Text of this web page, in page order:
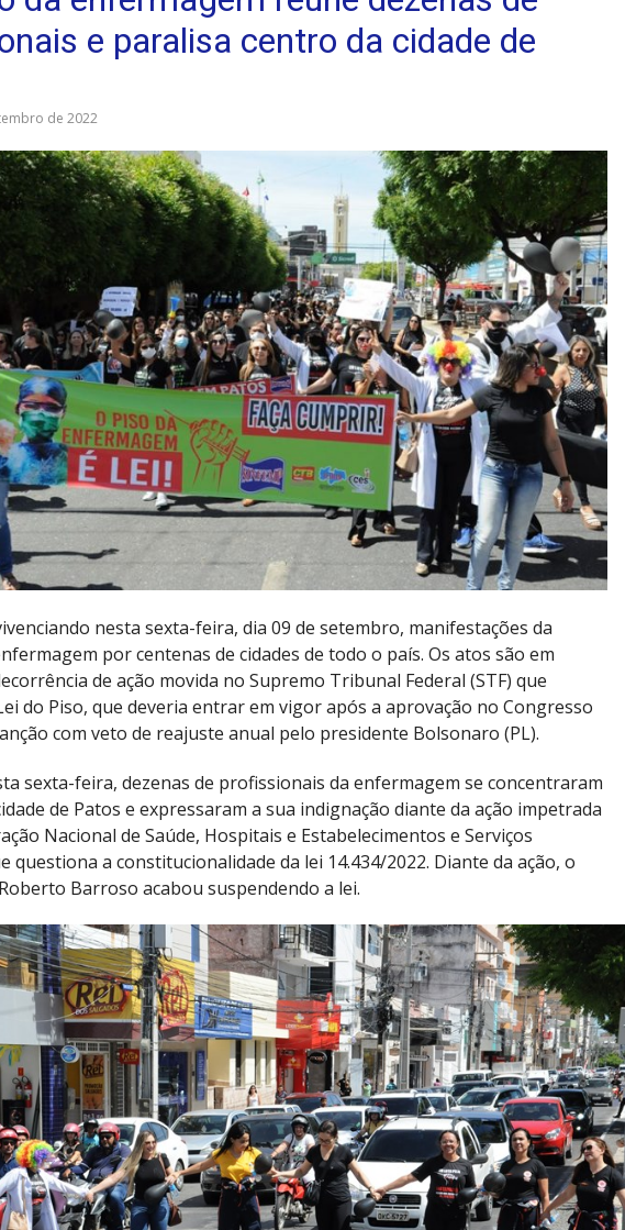
e paralisa centro da cidade de
de 2022
nesta sexta-feira, dia 09 de setembro, manifestações da
por centenas de cidades de todo o país. Os atos são em
de ação movida no Supremo Tribunal Federal (STF) que
do Piso, que deveria entrar em vigor após a aprovação no Congresso
com veto de reajuste anual pelo presidente Bolsonaro (PL).
sexta-feira, dezenas de profissionais da enfermagem se concentraram
de Patos e expressaram a sua indignação diante da ação impetrada
Nacional de Saúde, Hospitais e Estabelecimentos e Serviços
questiona a constitucionalidade da lei 14.434/2022. Diante da ação, o
Barroso acabou suspendendo a lei.